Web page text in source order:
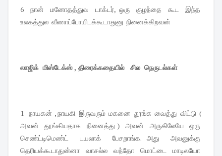
6 நான் மனோதத்துவ டாக்டர், ஒரு குழந்தை கூட இந்த
உலகத்துல வீணாப்போயிடக்கூடாதுனு நினைக்கிறவன்
லாஜிக் மிஸ்டேக்ஸ் , திரைக்கதையில் சில நெருடல்கள்
1 நாயகன் , நாயகி இருவரும் மகனை தூங்க வைத்து விட்டு (
அவன் தூங்கியதாக நினைத்து ) அவன் அருகிலேயே ஒரு
செண்ட்டிமெண்ட் டயலாக் பேசறாங்க. அது அவனுக்கு
தெரியக்கூடாதுன்னா வாசல்ல வந்தோ மொட்டை மாடிலயோ